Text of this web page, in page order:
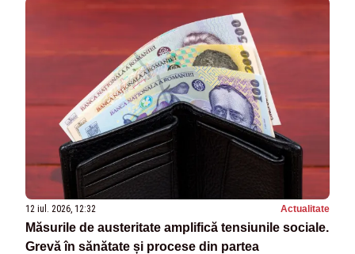
12 iul. 2026, 12:32 Actualitate
Măsurile de austeritate amplifică tensiunile sociale.
Grevă în sănătate și procese din partea